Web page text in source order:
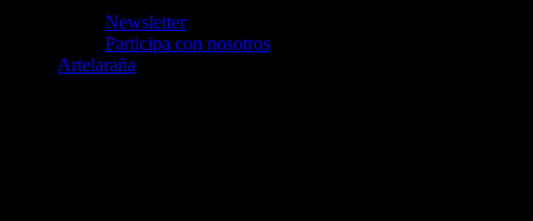
Newsletter
Participa con nosotros
Artelaraña